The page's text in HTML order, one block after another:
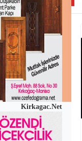
Kirkagac.Net